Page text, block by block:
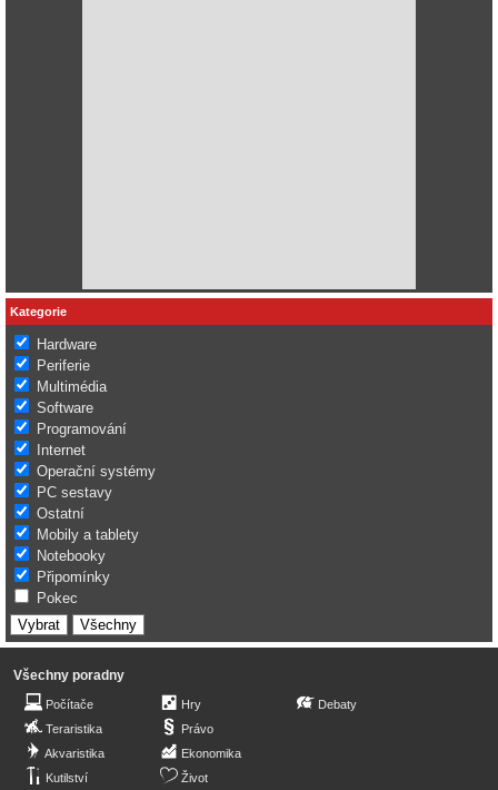
Kategorie
Hardware
Periferie
Multimédia
Software
Programování
Internet
Operační systémy
PC sestavy
Ostatní
Mobily a tablety
Notebooky
Připomínky
Pokec
Všechny poradny
Počítače
Teraristika
Akvaristika
Kutilství
Hry
Právo
Ekonomika
Život
Debaty